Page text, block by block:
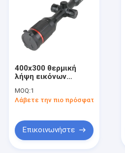
400x300 θερμική
λήψη εικόνων
επισημαίνει το
υπαίθριο τακτικό
TU430 πεδίου
MOQ:1
Λάβετε την πιο πρόσφατη τιμή
Επικοινωνήστε